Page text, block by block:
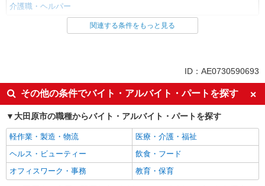
介護職・ヘルパー
同じ雇用形態から西那須野駅の求人を探す
入社日応相談
未経験歓迎
経験者・有資格者歓迎
新卒・第二新卒歓迎
女性活躍中
主婦・主夫歓迎
フリーター歓迎
学歴不問
ブランクOK
ミドル（40代～）活躍中
エルダー（50代～）活躍中
シニア（60代～）活躍中
関連する条件をもっと見る
ID：AE0730590693
その他の条件でバイト・アルバイト・パートを探す
大田原市の職種からバイト・アルバイト・パートを探す
軽作業・製造・物流
医療・介護・福祉
ヘルス・ビューティー
飲食・フード
オフィスワーク・事務
教育・保育